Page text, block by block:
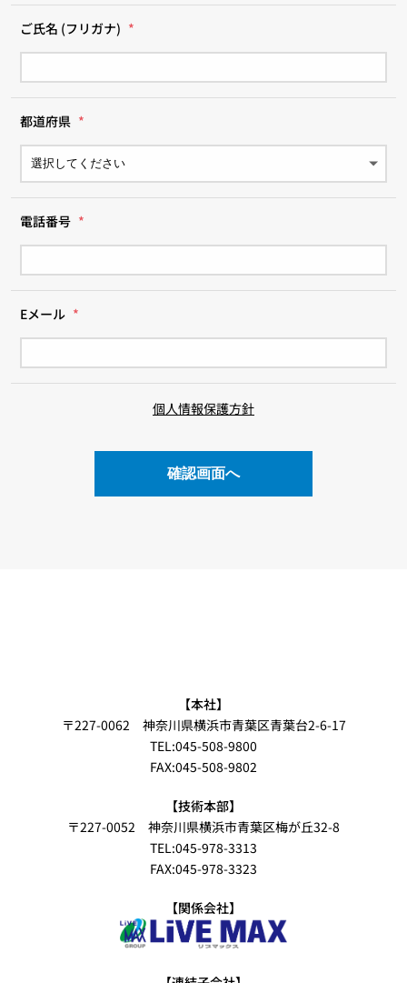
ご氏名 (フリガナ) *
都道府県 *
電話番号 *
Eメール *
個人情報保護方針
【本社】
〒227-0062 神奈川県横浜市青葉区青葉台2-6-17
TEL:045-508-9800
FAX:045-508-9802
【技術本部】
〒227-0052 神奈川県横浜市青葉区梅が丘32-8
TEL:045-978-3313
FAX:045-978-3323
【関係会社】